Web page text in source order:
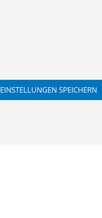
EINSTELLUNGEN SPEICHERN